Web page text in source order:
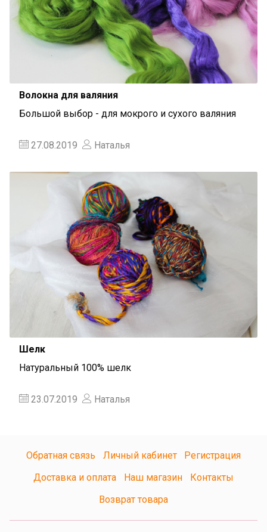
Волокна для валяния
Большой выбор - для мокрого и сухого валяния
27.08.2019 Наталья
Шелк
Натуральный 100% шелк
23.07.2019 Наталья
Обратная связь Личный кабинет
Регистрация
Доставка и оплата
Наш магазин
Контакты
Возврат товара